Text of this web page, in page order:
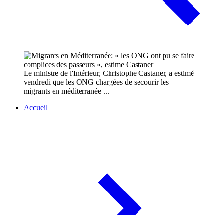
Le ministre de l'Intérieur, Christophe Castaner, a estimé
vendredi que les ONG chargées de secourir les
migrants en méditerranée ...
Accueil